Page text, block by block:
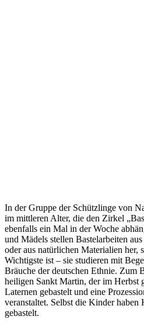
In der Gruppe der Schützlinge von
im mittleren Alter, die den Zirkel
ebenfalls ein Mal in der Woche
und Mädels stellen Bastelarbeiten
oder aus natürlichen Materialien her,
Wichtigste ist – sie studieren mit
Bräuche der deutschen Ethnie. Zum
heiligen Sankt Martin, der im Herbst
Laternen gebastelt und eine
veranstaltet. Selbst die Kinder haben
gebastelt.